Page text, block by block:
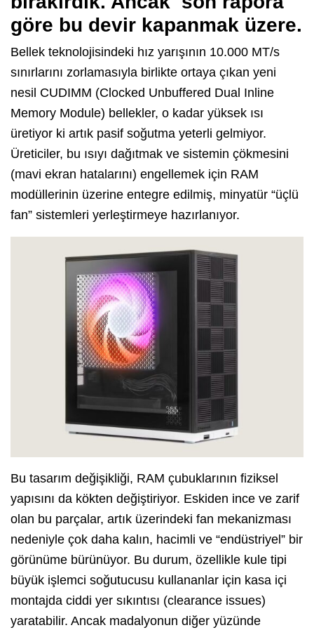
göre bu devir kapanmak üzere.
Bellek teknolojisindeki hız yarışının 10.000 MT/s
sınırlarını zorlamasıyla birlikte ortaya çıkan yeni
nesil CUDIMM (Clocked Unbuffered Dual Inline
Memory Module) bellekler, o kadar yüksek ısı
üretiyor ki artık pasif soğutma yeterli gelmiyor.
Üreticiler, bu ısıyı dağıtmak ve sistemin çökmesini
(mavi ekran hatalarını) engellemek için RAM
modüllerinin üzerine entegre edilmiş, minyatür “üçlü
fan” sistemleri yerleştirmeye hazırlanıyor.
Bu tasarım değişikliği, RAM çubuklarının fiziksel
yapısını da kökten değiştiriyor. Eskiden ince ve zarif
olan bu parçalar, artık üzerindeki fan mekanizması
nedeniyle çok daha kalın, hacimli ve “endüstriyel” bir
görünüme bürünüyor. Bu durum, özellikle kule tipi
büyük işlemci soğutucusu kullananlar için kasa içi
montajda ciddi yer sıkıntısı (clearance issues)
yaratabilir. Ancak madalyonun diğer yüzünde